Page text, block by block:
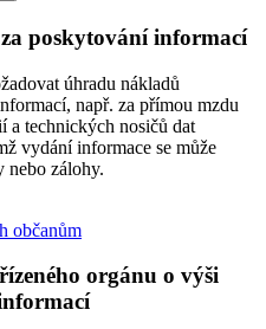
poskytování informací
úhradu nákladů
např. za přímou mzdu
a technických nosičů dat
vydání informace se může
nebo zálohy.
občanům
orgánu o výši